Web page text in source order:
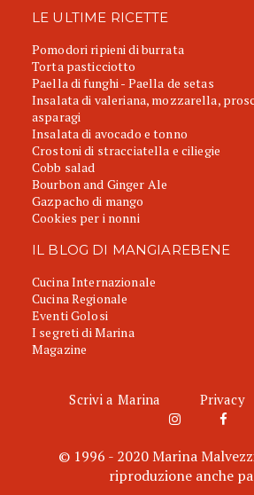
LE ULTIME RICETTE
Pomodori ripieni di burrata
Torta pasticciotto
Paella di funghi - Paella de setas
Insalata di valeriana, mozzarella,
asparagi
Insalata di avocado e tonno
Crostoni di stracciatella e ciliegie
Cobb salad
Bourbon and Ginger Ale
Gazpacho di mango
Cookies per i nonni
IL BLOG DI MANGIAREBENE
Cucina Internazionale
Cucina Regionale
Eventi Golosi
I segreti di Marina
Magazine
Scrivi a Marina Privacy
© 1996 - 2020 Marina
riproduzione anche